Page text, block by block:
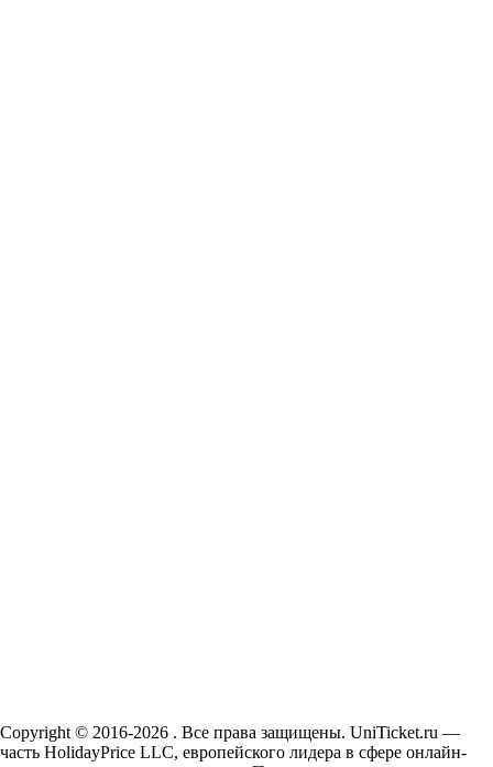
Copyright © 2016-2026 . Все права защищены. UniTicket.ru —
часть HolidayPrice LLC, европейского лидера в сфере онлайн-